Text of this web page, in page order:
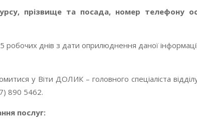
прізвище та посада, номер телефону
днів з дати оприлюднення даної
у Віти ДОЛИК – головного спеціаліста
890 5462.
послуг: